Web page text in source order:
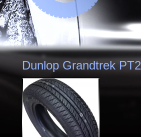
Dunlop Grandtrek PT2